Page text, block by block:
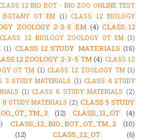
12 BIO BOT - BIO ZOO ONLINE TEST
BOTANY OT EM (1) CLASS 12 BIOLOGY
ZOOLOGY 2-3-5 EM (4) CLASS 12
CLASS 12 BIOLOGY ZOOLOGY OT EM (1)
(1) CLASS 12 STUDY MATERIALS (15)
12 ZOOLOGY 2-3-5 TM (4) CLASS 12
OT TM (1) CLASS 12 ZOOLOGY TM (1)
3 STUDY MATERIALS (1) CLASS 4 STUDY
(1) CLASS 6 STUDY MATERIALS (2)
8 STUDY MATERIALS (2) CLASS 9 STUDY
(12) CLASS_11_OT
(4)
CLASS_12_BIO_BOT_OT_TM_2
(10)
(12) CLASS_12_OT
(6)